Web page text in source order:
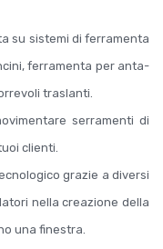
su sistemi di ferramenta
ferramenta per anta-
traslanti.
serramenti di
clienti.
grazie a diversi
nella creazione della
una finestra.